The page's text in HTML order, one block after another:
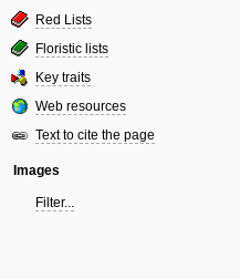
Red Lists
Floristic lists
Key traits
Web resources
Text to cite the page
Images
Filter...